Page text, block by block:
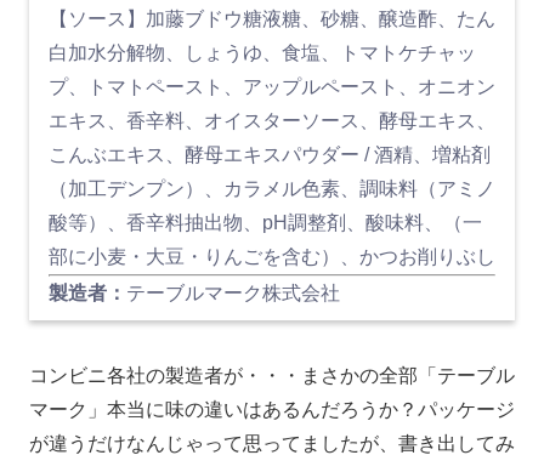
【ソース】加藤ブドウ糖液糖、砂糖、醸造酢、たん
白加水分解物、しょうゆ、食塩、トマトケチャッ
プ、トマトペースト、アップルペースト、オニオン
エキス、香辛料、オイスターソース、酵母エキス、
こんぶエキス、酵母エキスパウダー / 酒精、増粘剤
（加工デンプン）、カラメル色素、調味料（アミノ
酸等）、香辛料抽出物、pH調整剤、酸味料、（一
部に小麦・大豆・りんごを含む）、かつお削りぶし
製造者： テーブルマーク株式会社
コンビニ各社の製造者が・・・まさかの全部「テーブル
マーク」本当に味の違いはあるんだろうか？パッケージ
が違うだけなんじゃって思ってましたが、書き出してみ